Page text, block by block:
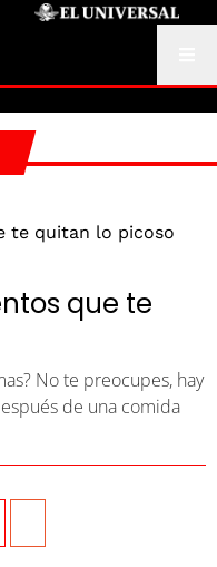
que te
No te preocupes, hay
de una comida